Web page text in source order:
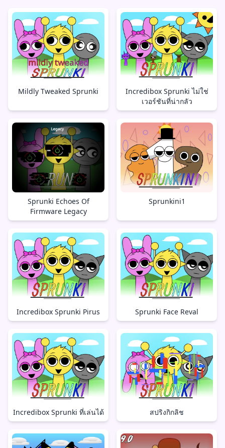
Mildly Tweaked Sprunki
Incredibox Sprunki ไม่ใช่
เวอร์ชันที่น่ากลัว
Sprunki Echoes Of
Firmware Legacy
Sprunkini1
Incredibox Sprunki Pirus Sprunki Face Reval
Incredibox Sprunki ที่เล่นได้ สปริงกิกลิช